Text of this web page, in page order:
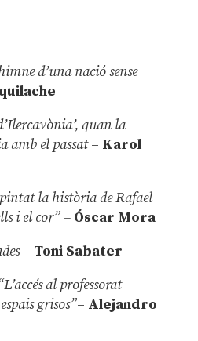
d’una nació sense
quan la
amb el passat– Karol
la història de Rafael
i el cor” –Óscar Mora
– Toni Sabater
al professorat
grisos”– Alejandro